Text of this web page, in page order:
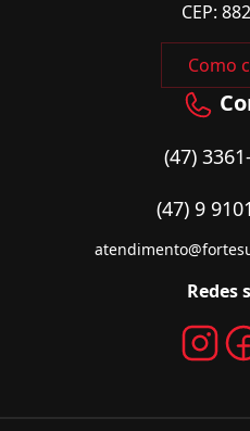
CEP:
Como
(47)
(47) 9
Redes